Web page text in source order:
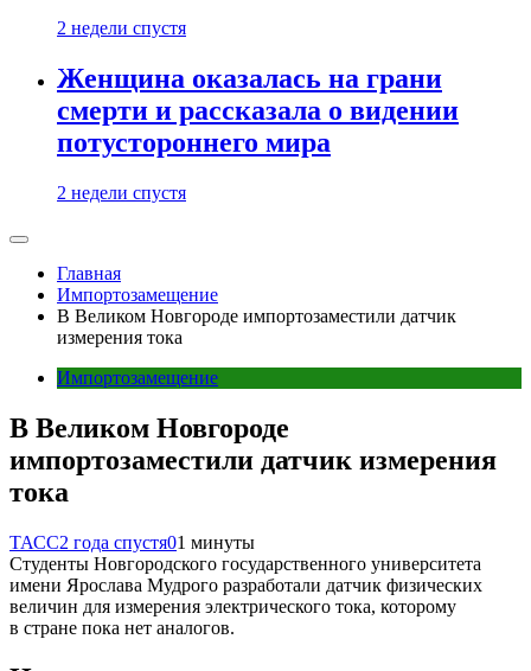
2 недели спустя
Женщина оказалась на грани
смерти и рассказала о видении
потустороннего мира
2 недели спустя
Главная
Импортозамещение
В Великом Новгороде импортозаместили датчик
измерения тока
Импортозамещение
В Великом Новгороде
импортозаместили датчик измерения
тока
ТАСС2 года спустя01 минуты
Студенты Новгородского государственного университета
имени Ярослава Мудрого разработали датчик физических
величин для измерения электрического тока, которому
в стране пока нет аналогов.